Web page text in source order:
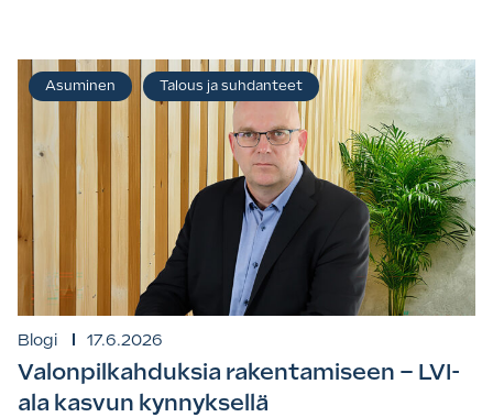
Blogi 17.6.2026
Valonpilkahduksia rakentamiseen – LVI-
ala kasvun kynnyksellä
Asuminen Talous ja suhdanteet